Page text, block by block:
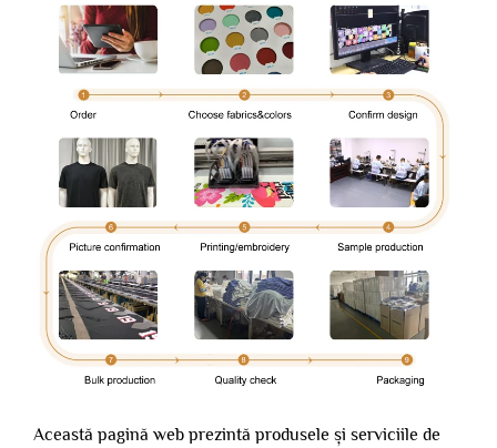
Această pagină web prezintă produsele și serviciile de